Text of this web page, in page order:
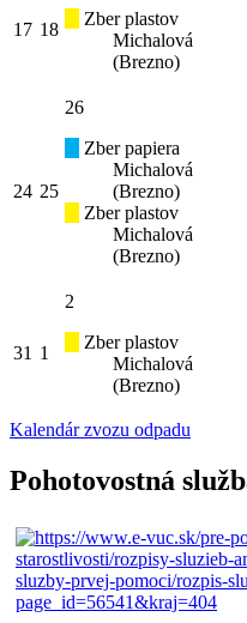
17 18
Zber plastov
Michalová
(Brezno)
24 25
26
Zber papiera
Michalová
(Brezno)
Zber plastov
Michalová
(Brezno)
31 1
2
Zber plastov
Michalová
(Brezno)
Kalendár zvozu odpadu
Pohotovostná